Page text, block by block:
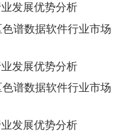
发展优势分析
谱数据软件行业市场
发展优势分析
谱数据软件行业市场
发展优势分析